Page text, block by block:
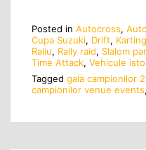
Posted in Autocross,
Cupa Suzuki, Drift, Karting
Raliu, Rally raid, Slalom
Time Attack, Vehicule
Tagged gala campionilor
campionilor venue events,